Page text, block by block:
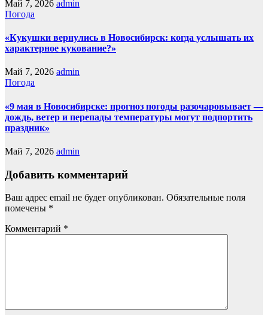
Май 7, 2026 admin
Погода
«Кукушки вернулись в Новосибирск: когда услышать их
характерное кукование?»
Май 7, 2026 admin
Погода
«9 мая в Новосибирске: прогноз погоды разочаровывает —
дождь, ветер и перепады температуры могут подпортить
праздник»
Май 7, 2026 admin
Добавить комментарий
Ваш адрес email не будет опубликован. Обязательные поля
помечены *
Комментарий *